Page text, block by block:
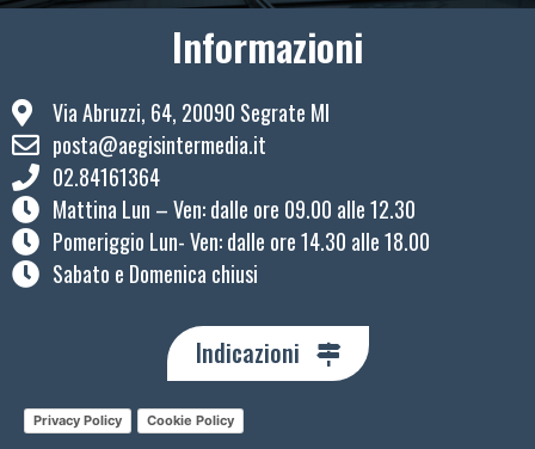
Informazioni
Via Abruzzi, 64, 20090 Segrate MI
posta@aegisintermedia.it
02.84161364
Mattina Lun – Ven: ​dalle ore 09.00 alle 12.30
Pomeriggio Lun- Ven: dalle ore 14.30 alle 18.00
Sabato e Domenica chiusi
Indicazioni
Privacy Policy Cookie Policy